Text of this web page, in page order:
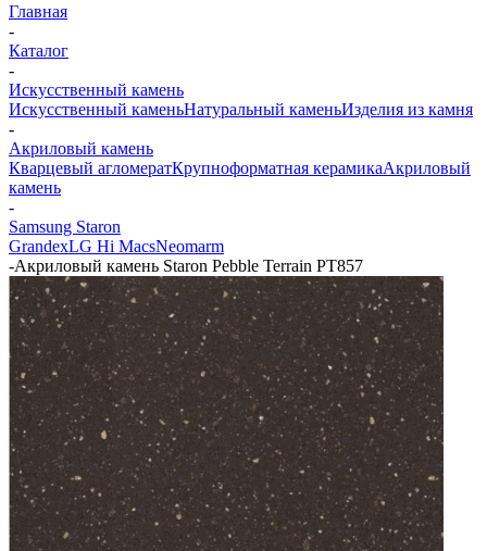
Главная
-
Каталог
-
Искусственный камень
Искусственный каменьНатуральный каменьИзделия из камня
-
Акриловый камень
Кварцевый агломератКрупноформатная керамикаАкриловый
камень
-
Samsung Staron
GrandexLG Hi MacsNeomarm
-Акриловый камень Staron Pebble Terrain PT857